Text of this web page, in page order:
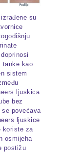
izrađene su
tanke kao
sistem
ljuskica
bez
se povećava
ljuskice
koriste za
osmijeha
postižu